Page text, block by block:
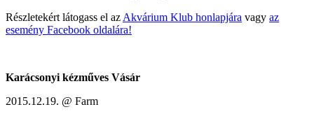
Részletekért látogass el az Akvárium Klub honlapjára vagy az
esemény Facebook oldalára!
Karácsonyi kézműves Vásár
2015.12.19. @ Farm